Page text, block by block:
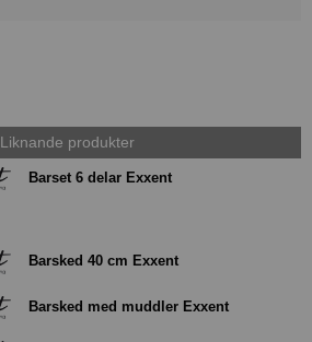
Liknande produkter
Barset 6 delar Exxent
Barsked 40 cm Exxent
Barsked med muddler Exxent